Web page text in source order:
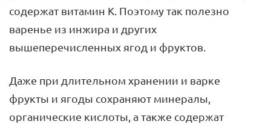
содержат витамин K. Поэтому так полезно
варенье из инжира и других
вышеперечисленных ягод и фруктов.
Даже при длительном хранении и варке
фрукты и ягоды сохраняют минералы,
органические кислоты, а также содержат